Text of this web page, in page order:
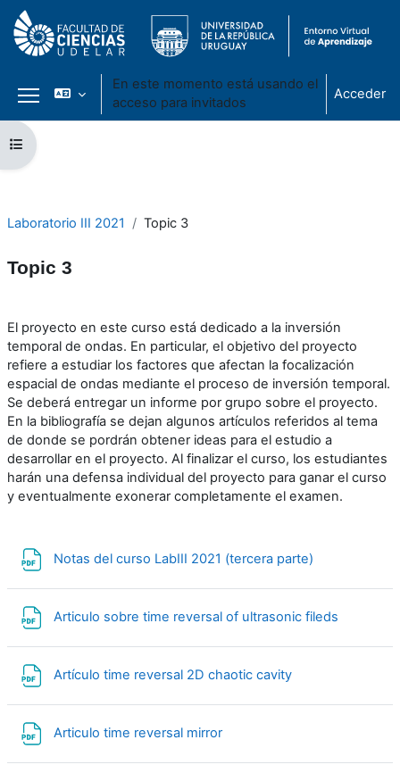
Salta al contenido principal
Panel lateral
En este momento está usando el
acceso para invitados
Acceder
Abrir índice del curso
Laboratorio III 2021 Topic 3
Topic 3
El proyecto en este curso está dedicado a la inversión
temporal de ondas. En particular, el objetivo del proyecto
refiere a estudiar los factores que afectan la focalización
espacial de ondas mediante el proceso de inversión temporal.
Se deberá entregar un informe por grupo sobre el proyecto.
En la bibliografía se dejan algunos artículos referidos al tema
de donde se pordrán obtener ideas para el estudio a
desarrollar en el proyecto. Al finalizar el curso, los estudiantes
harán una defensa individual del proyecto para ganar el curso
y eventualmente exonerar completamente el examen.
Notas del curso LabIII 2021 (tercera parte)
Articulo sobre time reversal of ultrasonic fileds
Artículo time reversal 2D chaotic cavity
Articulo time reversal mirror